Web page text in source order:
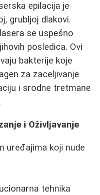
epilacija je
grubljoj dlakovi.
se uspešno
posledica. Ovi
bakterije koje
za zaceljivanje
i srodne tretmane
i Oživljavanje
uređajima koji nude
tehnika